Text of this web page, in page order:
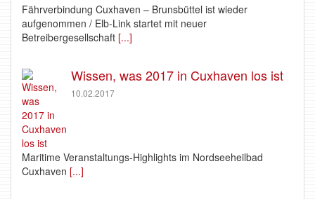
Fährverbindung Cuxhaven – Brunsbüttel ist wieder
aufgenommen / Elb-Link startet mit neuer
Betreibergesellschaft [...]
Wissen, was 2017 in Cuxhaven los ist
10.02.2017
Maritime Veranstaltungs-Highlights im Nordseeheilbad
Cuxhaven [...]